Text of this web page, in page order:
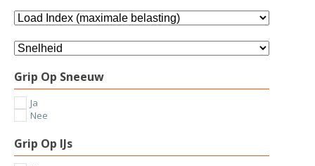
Grip Op Sneeuw
Ja
Nee
Grip Op IJs